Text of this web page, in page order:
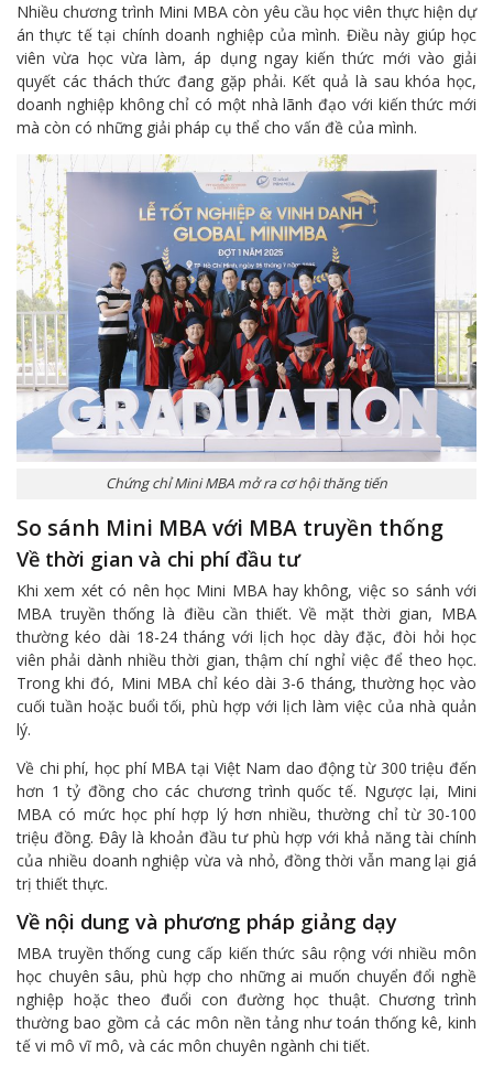
Nhiều chương trình Mini MBA còn yêu cầu học viên thực hiện dự
án thực tế tại chính doanh nghiệp của mình. Điều này giúp học
viên vừa học vừa làm, áp dụng ngay kiến thức mới vào giải
quyết các thách thức đang gặp phải. Kết quả là sau khóa học,
doanh nghiệp không chỉ có một nhà lãnh đạo với kiến thức mới
mà còn có những giải pháp cụ thể cho vấn đề của mình.
Chứng chỉ Mini MBA mở ra cơ hội thăng tiến
So sánh Mini MBA với MBA truyền thống
Về thời gian và chi phí đầu tư
Khi xem xét có nên học Mini MBA hay không, việc so sánh với
MBA truyền thống là điều cần thiết. Về mặt thời gian, MBA
thường kéo dài 18-24 tháng với lịch học dày đặc, đòi hỏi học
viên phải dành nhiều thời gian, thậm chí nghỉ việc để theo học.
Trong khi đó, Mini MBA chỉ kéo dài 3-6 tháng, thường học vào
cuối tuần hoặc buổi tối, phù hợp với lịch làm việc của nhà quản
lý.
Về chi phí, học phí MBA tại Việt Nam dao động từ 300 triệu đến
hơn 1 tỷ đồng cho các chương trình quốc tế. Ngược lại, Mini
MBA có mức học phí hợp lý hơn nhiều, thường chỉ từ 30-100
triệu đồng. Đây là khoản đầu tư phù hợp với khả năng tài chính
của nhiều doanh nghiệp vừa và nhỏ, đồng thời vẫn mang lại giá
trị thiết thực.
Về nội dung và phương pháp giảng dạy
MBA truyền thống cung cấp kiến thức sâu rộng với nhiều môn
học chuyên sâu, phù hợp cho những ai muốn chuyển đổi nghề
nghiệp hoặc theo đuổi con đường học thuật. Chương trình
thường bao gồm cả các môn nền tảng như toán thống kê, kinh
tế vi mô vĩ mô, và các môn chuyên ngành chi tiết.